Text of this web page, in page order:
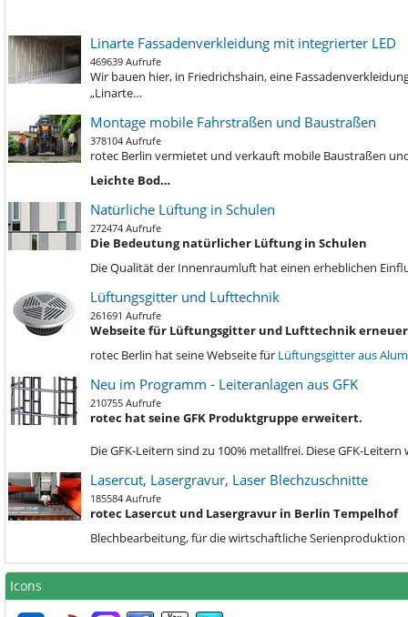
Linarte Fassadenverkleidung mit integrierter LED
469639 Aufrufe
Wir bauen hier, in Friedrichshain, eine
„Linarte…
Montage mobile Fahrstraßen und Baustraßen
378104 Aufrufe
rotec Berlin vermietet und verkauft mobile Baustraßen
Leichte Bod…
Natürliche Lüftung in Schulen
272474 Aufrufe
Die Bedeutung natürlicher Lüftung in Schulen
Die Qualität der Innenraumluft hat einen erheblichen
Lüftungsgitter und Lufttechnik
261691 Aufrufe
Webseite für Lüftungsgitter und Lufttechnik
rotec Berlin hat seine Webseite für Lüftungsgitter aus
Neu im Programm - Leiteranlagen aus GFK
210755 Aufrufe
rotec hat seine GFK Produktgruppe erweitert.
Die GFK-Leitern sind zu 100% metallfrei. Diese GFK-
Lasercut, Lasergravur, Laser Blechzuschnitte
185584 Aufrufe
rotec Lasercut und Lasergravur in Berlin Tempelhof
Blechbearbeitung, für die wirtschaftliche
Icons